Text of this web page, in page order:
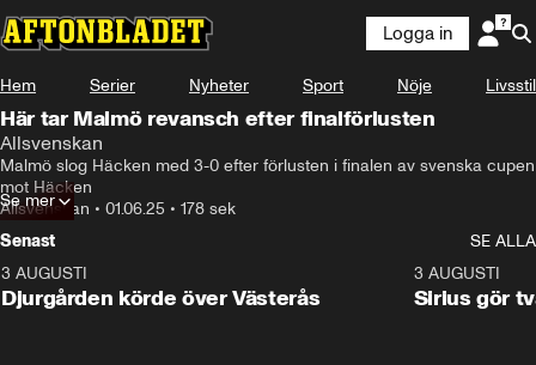
Logga in
Hem Serier Nyheter Sport Nöje Livsstil
Här tar Malmö revansch efter finalförlusten
Allsvenskan
Malmö slog Häcken med 3-0 efter förlusten i finalen av svenska cupen
mot Häcken
Allsvenskan • 01.06.25 • 178 sek
Se mer
Senast
SE ALLA
3 AUGUSTI
Djurgården körde över Västerås
3 AUGUSTI
Sirius gör